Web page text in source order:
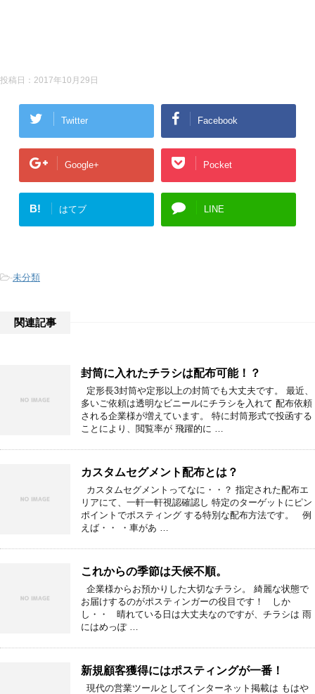
投稿日： 2017年10月29日
Twitter Facebook
Google+ Pocket
B! はてブ LINE
-未分類
関連記事
封筒に入れたチラシは配布可能！？
定形長3封筒や定形以上の封筒でも大丈夫です。 最近、
多いご依頼は透明なビニールにチラシを入れて 配布依頼
される企業様が増えています。 特に封筒形式で投函する
ことにより、閲覧率が 飛躍的に …
カスタムセグメント配布とは？
カスタムセグメントってなに・・？ 指定された配布エ
リアにて、一軒一軒視認確認し 特定のターゲットにピン
ポイントでポスティング する特別な配布方法です。 例
えば・・ ・車があ …
これからの季節は天候不順。
企業様からお預かりした大切なチラシ。 綺麗な状態で
お届けするのがポスティンガーの役目です！ しか
し・・ 晴れている日は大丈夫なのですが、チラシは 雨
にはめっぽ …
新規顧客獲得にはポスティングが一番！
現代の営業ツールとしてインターネット掲載は もはや